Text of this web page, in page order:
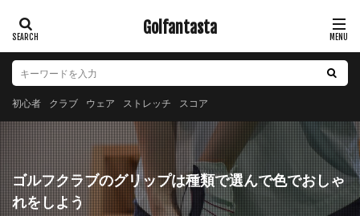
Golfantasta
初心者 クラブ ウェア ストレッチ スコア
ゴルフクラブのグリップは種類で選んで色でおしゃ
れをしよう